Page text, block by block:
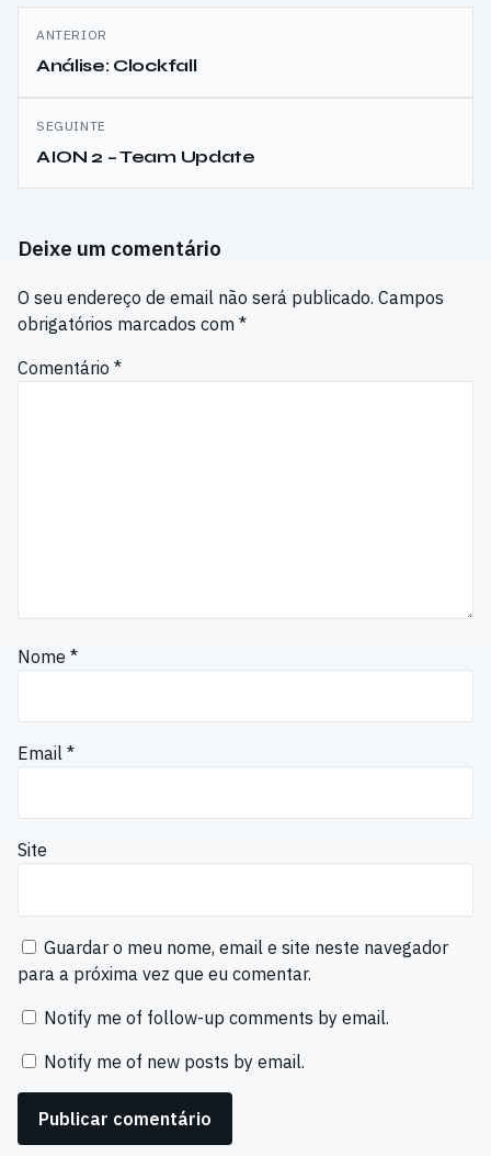
Navegação
de
artigos
ANTERIOR
Análise: Clockfall
SEGUINTE
AION 2 – Team Update
Deixe um comentário
O seu endereço de email não será publicado. Campos
obrigatórios marcados com *
Comentário *
Nome *
Email *
Site
Guardar o meu nome, email e site neste navegador
para a próxima vez que eu comentar.
Notify me of follow-up comments by email.
Notify me of new posts by email.